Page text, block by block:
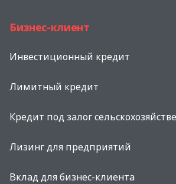
Бизнес-клиент
Инвестиционный кредит
Лимитный кредит
Кредит под залог
Лизинг для предприятий
Вклад для бизнес-клиента